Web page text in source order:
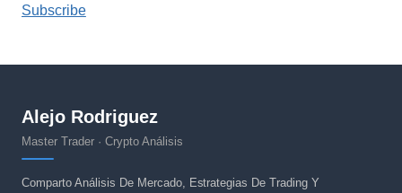
Subscribe
Alejo Rodriguez
Master Trader · Crypto Análisis
Comparto Análisis De Mercado, Estrategias De Trading Y